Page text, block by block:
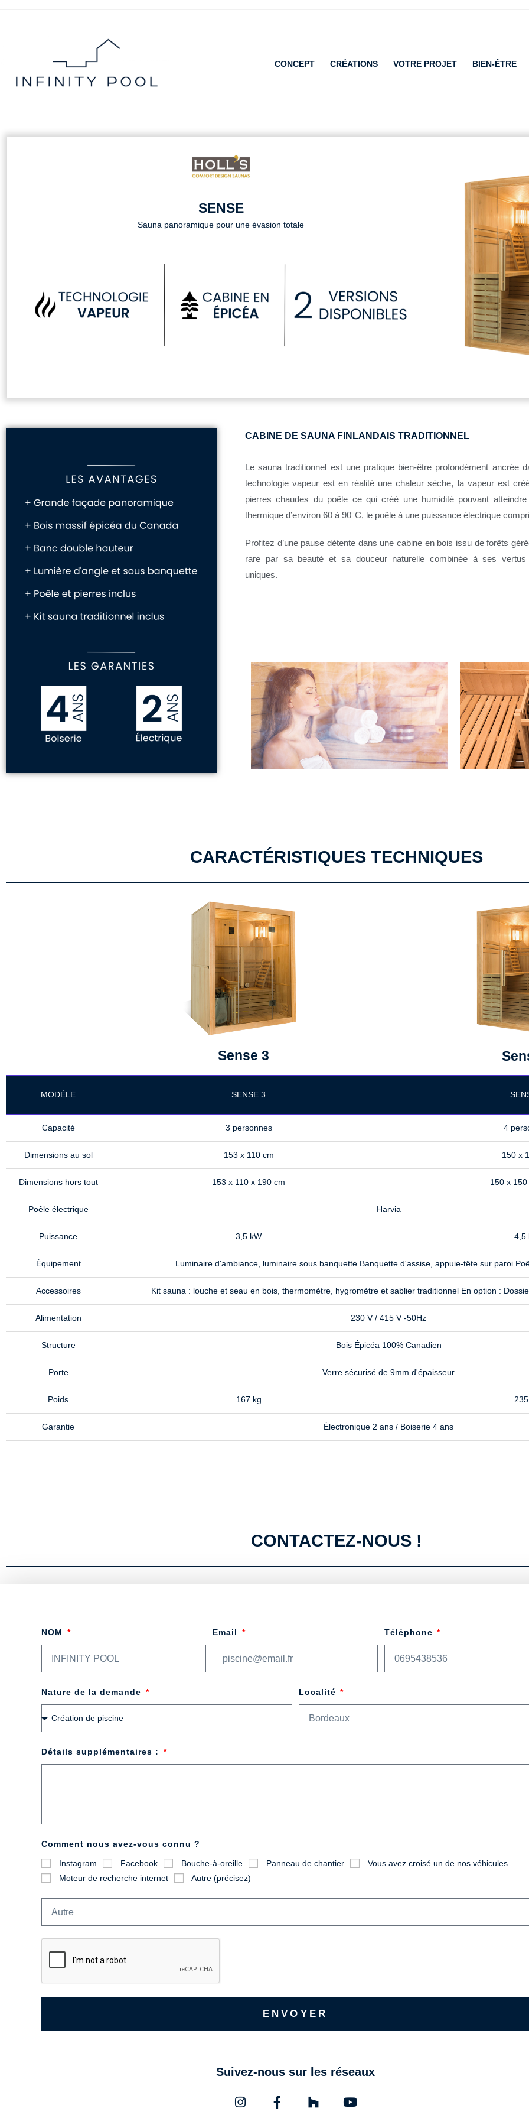
CONCEPT CRÉATIONS VOTRE PROJET BIEN-ÊTRE
SENSE
Sauna panoramique pour une évasion totale
CABINE DE SAUNA FINLANDAIS TRADITIONNEL
Le sauna traditionnel est une pratique bien-être profondément ancrée
technologie vapeur est en réalité une chaleur sèche, la vapeur est
pierres chaudes du poêle ce qui créé une humidité pouvant
thermique d’environ 60 à 90°C, le poêle à une puissance électrique
Profitez d’une pause détente dans une cabineen bois issu de forêts
rare par sa beauté et sa douceur naturelle combinée à ses vertus
uniques.
CARACTÉRISTIQUES TECHNIQUES
Sense 3
MODÈLE SENSE 3
Capacité 3 personnes 4
Dimensions au sol 153 x 110 cm 150 x
Dimensions hors tout 153 x 110 x 190 cm 150 x
Poêle électrique Harvia
Puissance 3,5 kW 4,5
Équipement Luminaire d'ambiance, luminaire sous banquette Banquette d'assise, appuie-tête sur paroi
Accessoires Kit sauna : louche et seau en bois, thermomètre, hygromètre et sablier traditionnel En option :
Alimentation 230 V / 415 V -50Hz
Structure Bois Épicéa 100% Canadien
Porte Verre sécurisé de 9mm d'épaisseur
Poids 167 kg
Garantie Électronique 2 ans / Boiserie 4 ans
CONTACTEZ-NOUS !
NOM Email Téléphone
Nature de la demande Localité
Détails supplémentaires :
Comment nous avez-vous connu ?
Instagram Facebook Bouche-à-oreille Panneau de chantier
Vous avez croisé un de nos véhicules
Moteur de recherche internet
Autre (précisez)
ENVOYER
Suivez-nous sur les réseaux